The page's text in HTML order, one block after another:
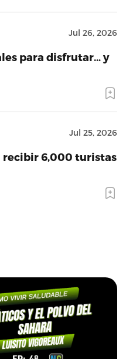
Jul 26, 2026
para disfrutar… y
Jul 25, 2026
recibir 6,000 turistas